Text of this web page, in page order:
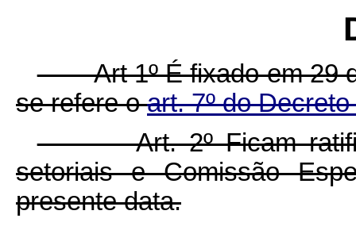
Art 1º É fixado em 29
se refere oart. 7º do
Art. 2º Ficam
setoriais e Comissão
presente data.